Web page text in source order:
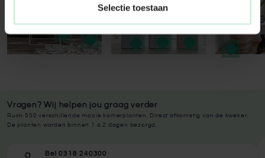
Selectie toestaan
Vragen? Wij helpen jou graag verder
Ruim 500 verschillende mooie kamerplanten. Direct afkomstig van de kweker.
De planten worden binnen 1 à 2 dagen bezorgd.
Bel 0318 240300